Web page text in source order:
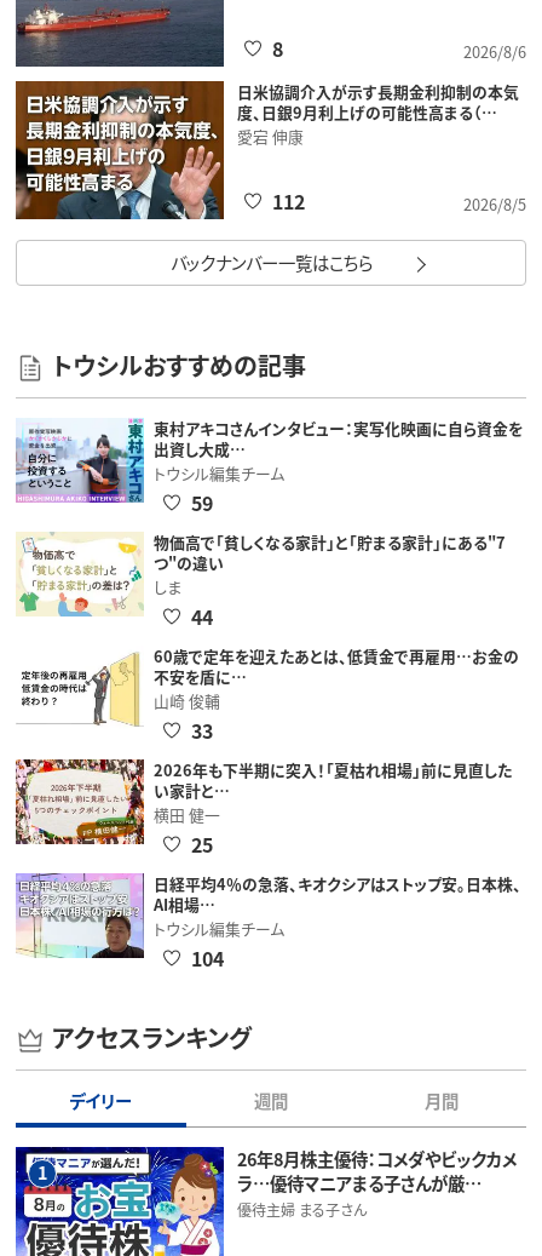
2026/8/6
8
日米協調介入が示す長期金利抑制の本気
度、日銀9月利上げの可能性高まる（…
愛宕 伸康
2026/8/5
112
バックナンバー一覧はこちら
トウシルおすすめの記事
東村アキコさんインタビュー：実写化映画に自ら資金を
出資し大成…
トウシル編集チーム
59
物価高で「貧しくなる家計」と「貯まる家計」にある"7
つ"の違い
しま
44
60歳で定年を迎えたあとは、低賃金で再雇用…お金の
不安を盾に…
山崎 俊輔
33
2026年も下半期に突入！「夏枯れ相場」前に見直した
い家計と…
横田 健一
25
日経平均4％の急落、キオクシアはストップ安。日本株、
AI相場…
トウシル編集チーム
104
アクセスランキング
デイリー 週間 月間
1
26年8月株主優待：コメダやビックカメ
ラ…優待マニアまる子さんが厳…
優待主婦 まる子さん